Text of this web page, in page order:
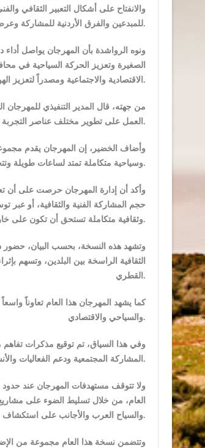
والانفتاح على أشكال التعبير الثقافي
للمبدعين والفرق الأردنية للمشاركة وعرض أعمالهم أمام جمهور محلي وعربي ودولي، إلى جانب استضافة نخبة من الأسماء العربية والعالمية.
ونوه الرواشدة بأن المهرجان يواصل
الصغيرة وتعزيز الحركة السياحية في
الاقتصادية والاجتماعية ومصدراً لتعزيز الهوية الوطنية والانفتاح الحضاري.
من جهته، قال المدير التنفيذي
العمل على تطوير مختلف عناصر التجربة المقدمة للزوار بما يواكب أفضل الممارسات العالمية في إدارة المهرجانات الكبرى.
وأضاف الخضير، إن المهرجان يقدم
وسياحية متكاملة تمتد لساعات طويلة وتتجاوز حضور الحفلات والعروض الفنية التقليدية.
وأكد أن إدارة المهرجان حرصت على أن
حجم المشاركة الفنية والثقافية، أو
وثقافية متكاملة تستحق أن تكون على خارطة الزوار طوال العام وليس خلال أيام المهرجان فقط.
وتشهد هذه النسخة، بحسب البيان،
الثقافية الراسخة بين البلدين، وتسهم
القطري.
كما يشهد المهرجان هذا العام تعاوناً
والسياحي والاقتصادي.
وفي هذا السياق، تم توقيع مذكرات تفاهم
المشاركة المجتمعية ودعم الفعاليات والأنشطة المصاحبة، بما يعكس نموذجاً فاعلاً للشراكة الوطنية في خدمة الثقافة والسياحة والتنمية.
ولا تتوقف مستهدفات المهرجان عند حدود
العام، من خلال تسليط الضوء على مشاريع
والسياح العرب والأجانب على استكشاف ما تزخر به جرش من مواقع أثرية وطبيعية وثقافية.
وتتضمن نسخة هذا العام مجموعة من